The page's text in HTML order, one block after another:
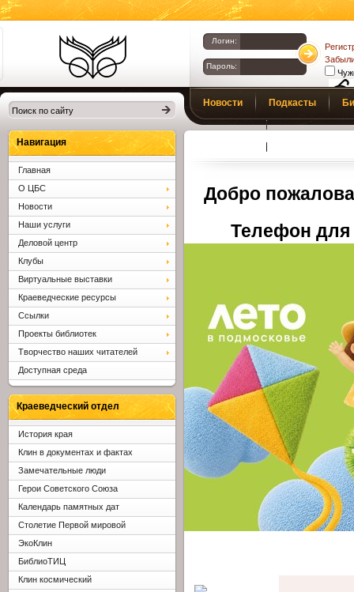
Библиотеки
Клина. Клинская
ЦБС.
Логин:
Пароль:
Новости Подкасты
Добро
Телефон для
Навигация
Главная
О ЦБС
Новости
Наши услуги
Деловой центр
Клубы
Виртуальные выставки
Краеведческие ресурсы
Ссылки
Проекты библиотек
Творчество наших читателей
Доступная среда
Краеведческий отдел
История края
Клин в документах и фактах
Замечательные люди
Герои Советского Союза
Календарь памятных дат
Столетие Первой мировой
ЭкоКлин
БиблиоТИЦ
Клин космический